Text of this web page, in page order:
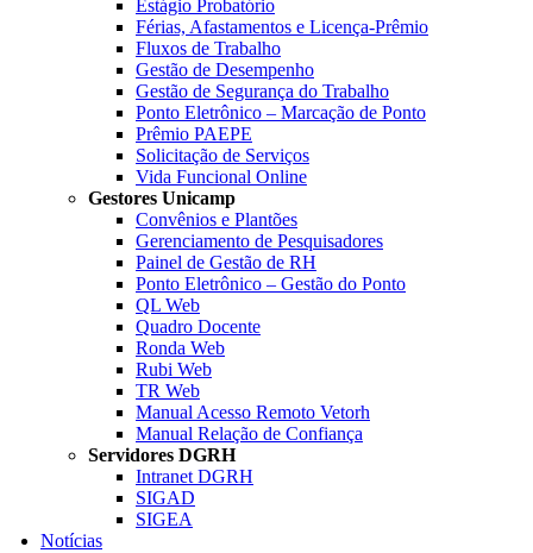
Estágio Probatório
Férias, Afastamentos e Licença-Prêmio
Fluxos de Trabalho
Gestão de Desempenho
Gestão de Segurança do Trabalho
Ponto Eletrônico – Marcação de Ponto
Prêmio PAEPE
Solicitação de Serviços
Vida Funcional Online
Gestores Unicamp
Convênios e Plantões
Gerenciamento de Pesquisadores
Painel de Gestão de RH
Ponto Eletrônico – Gestão do Ponto
QL Web
Quadro Docente
Ronda Web
Rubi Web
TR Web
Manual Acesso Remoto Vetorh
Manual Relação de Confiança
Servidores DGRH
Intranet DGRH
SIGAD
SIGEA
Notícias